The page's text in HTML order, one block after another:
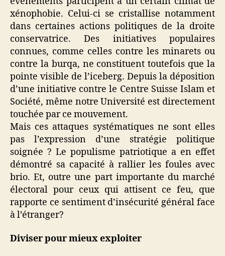
xénophobie. Celui-ci se cristallise notamment
dans certaines actions politiques de la droite
conservatrice. Des initiatives populaires
connues, comme celles contre les minarets ou
contre la burqa, ne constituent toutefois que la
pointe visible de l’iceberg. Depuis la déposition
d’une initiative contre le Centre Suisse Islam et
Société, même notre Université est directement
touchée par ce mouvement.
Mais ces attaques systématiques ne sont elles
pas l’expression d’une stratégie politique
soignée ? Le populisme patriotique a en effet
démontré sa capacité à rallier les foules avec
brio. Et, outre une part importante du marché
électoral pour ceux qui attisent ce feu, que
rapporte ce sentiment d’insécurité général face
à l’étranger?
Diviser pour mieux exploiter